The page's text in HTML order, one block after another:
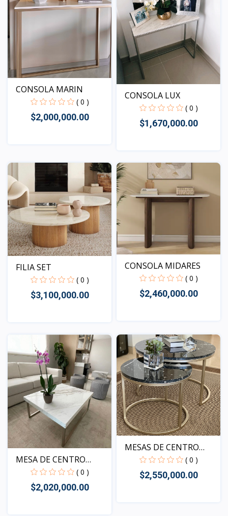
CONSOLA MARIN
( 0 )
$2,000,000.00
CONSOLA LUX
( 0 )
$1,670,000.00
Vista
FILIA SET
( 0 )
$3,100,000.00
Vista
CONSOLA MIDARES
( 0 )
$2,460,000.00
Vista
MESA DE CENTRO
MELIA I...
( 0 )
$2,020,000.00
MESAS DE CENTRO
BALU
( 0 )
$2,550,000.00